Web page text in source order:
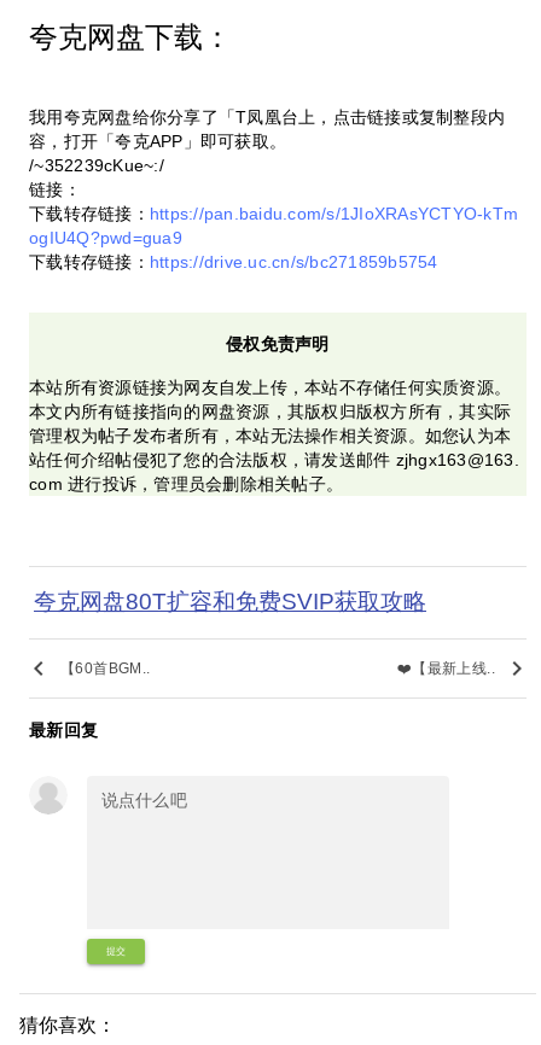
夸克网盘下载：
我用夸克网盘给你分享了「T凤凰台上，点击链接或复制整段内
容，打开「夸克APP」即可获取。
/~352239cKue~:/
链接：
下载转存链接： https://pan.baidu.com/s/1JIoXRAsYCTYO-kTm
ogIU4Q?pwd=gua9
下载转存链接： https://drive.uc.cn/s/bc271859b5754
侵权免责声明
本站所有资源链接为网友自发上传，本站不存储任何实质资源。
本文内所有链接指向的网盘资源，其版权归版权方所有，其实际
管理权为帖子发布者所有，本站无法操作相关资源。如您认为本
站任何介绍帖侵犯了您的合法版权，请发送邮件 zjhgx163@163.
com 进行投诉，管理员会删除相关帖子。
夸克网盘80T扩容和免费SVIP获取攻略
keyboard_arrow_left 【60首BGM.. ❤️【最新上线.. keyboard_arrow_right
最新回复
提交
猜你喜欢：